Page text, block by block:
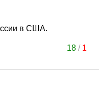
в США.
18 / 1